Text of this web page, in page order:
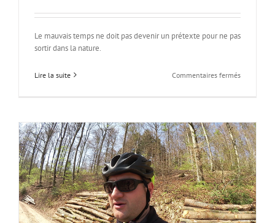
Le mauvais temps ne doit pas devenir un prétexte pour ne pas
sortir dans la nature.
Lire la suite Commentaires ferméssur
pas
d’excuses